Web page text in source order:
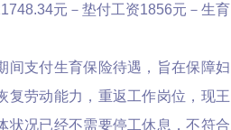
元－垫付工资1856元－生育
间支付生育保险待遇，旨在保障妇
复劳动能力，重返工作岗位，现王
状况已经不需要停工休息，不符合